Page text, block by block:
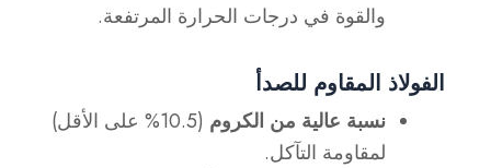
والقوة في درجات الحرارة المرتفعة.
الفولاذ المقاوم للصدأ
نسبة عالية من الكروم
(10.5% على الأقل)
لمقاومة التآكل.